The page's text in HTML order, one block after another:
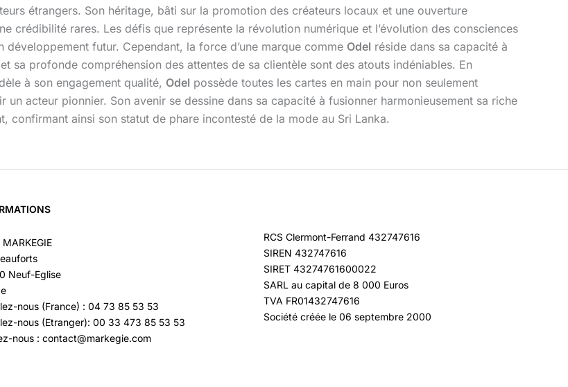
étrangers. Son héritage, bâti sur la promotion des créateurs locaux et une ouverture
crédibilité rares. Les défis que représente la révolution numérique et l’évolution des consciences
futur. Cependant, la force d’une marque comme Odel réside dans sa capacité à
sa profonde compréhension des attentes de sa clientèle sont des atouts indéniables. En
à son engagement qualité, Odel possède toutes les cartes en main pour non seulement
acteur pionnier. Son avenir se dessine dans sa capacité à fusionner harmonieusement sa riche
confirmant ainsi son statut de phare incontesté de la mode au Sri Lanka.
MARKEGIE
Neuf-Eglise
nous (France) : 04 73 85 53 53
nous (Etranger): 00 33 473 85 53 53
nous : contact@markegie.com
RCS Clermont-Ferrand 432747616
SIREN 432747616
SIRET 43274761600022
SARL au capital de 8 000 Euros
TVA FR01432747616
Société créée le 06 septembre 2000